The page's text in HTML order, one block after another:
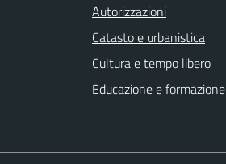
Autorizzazioni
Catasto e urbanistica
Cultura e tempo libero
Educazione e formazione